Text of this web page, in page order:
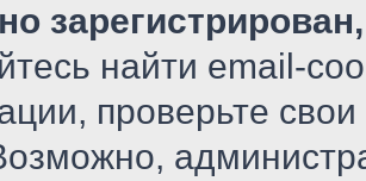
найти email-
проверьте